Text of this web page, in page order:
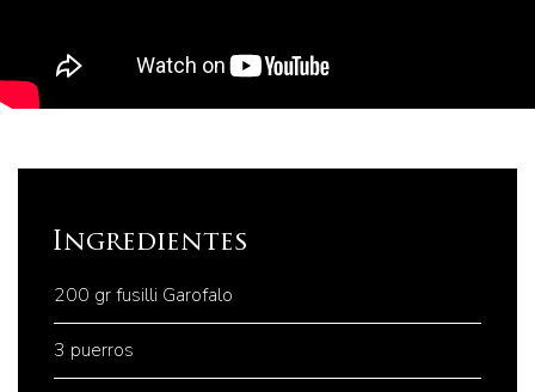
Ingredientes
200 gr fusilli Garofalo
3 puerros